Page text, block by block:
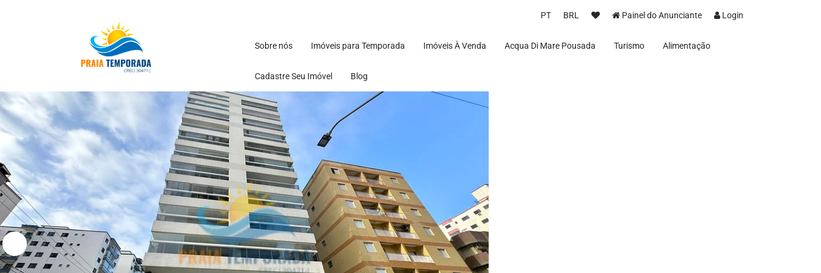
PT BRL Painel do Anunciante Login
Sobre nós Imóveis para Temporada Imóveis À Venda Acqua Di Mare Pousada Turismo Alimentação
Cadastre Seu Imóvel Blog